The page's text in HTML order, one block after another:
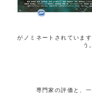
がノミネートされていま
う。
専門家の評価と、